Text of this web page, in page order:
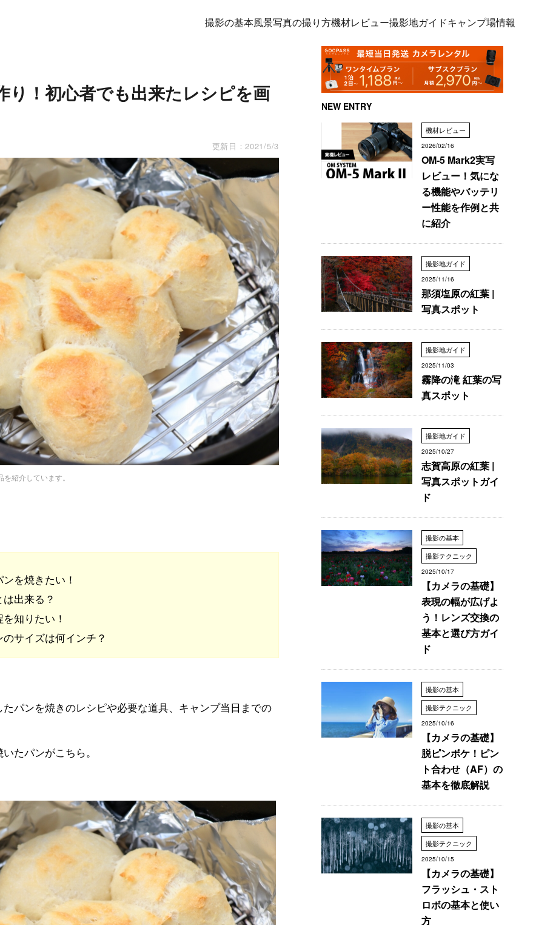
撮影の基本風景写真の撮り方機材レビュー撮影地ガイドキャンプ場情報
り！初心者でも出来たレシピを画
更新日：2021/5/3
紹介しています。
を焼きたい！
出来る？
知りたい！
サイズは何インチ？
パンを焼きのレシピや必要な道具、キャンプ当日までの
たパンがこちら。
NEW ENTRY
機材レビュー
2026/02/16
OM-5 Mark2実写
レビュー！気にな
る機能やバッテリ
ー性能を作例と共
に紹介
撮影地ガイド
2025/11/16
那須塩原の紅葉 |
写真スポット
撮影地ガイド
2025/11/03
霧降の滝 紅葉の写
真スポット
撮影地ガイド
2025/10/27
志賀高原の紅葉 |
写真スポットガイ
ド
撮影の基本
撮影テクニック
2025/10/17
【カメラの基礎】
表現の幅が広げよ
う！レンズ交換の
基本と選び方ガイ
ド
撮影の基本
撮影テクニック
2025/10/16
【カメラの基礎】
脱ピンボケ！ピン
ト合わせ（AF）の
基本を徹底解説
撮影の基本
撮影テクニック
2025/10/15
【カメラの基礎】
フラッシュ・スト
ロボの基本と使い
方